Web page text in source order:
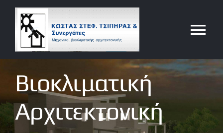
Μετάβαση
περιεχόμενο
Τι κάνουμε
Κώστας Στεφ. Τσίπηρας
Βιοκλιματική
Αρχιτεκτονική